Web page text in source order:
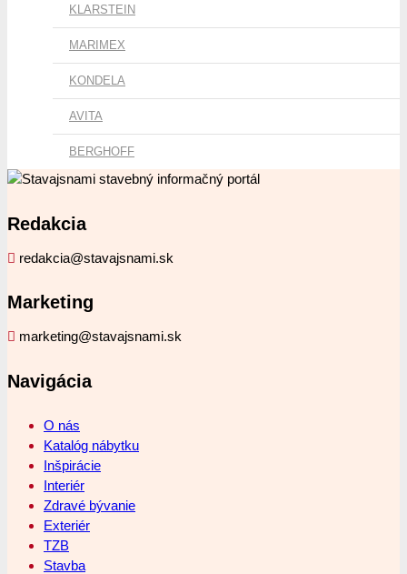
KLARSTEIN
MARIMEX
KONDELA
AVITA
BERGHOFF
Redakcia
redakcia@stavajsnami.sk
Marketing
marketing@stavajsnami.sk
Navigácia
O nás
Katalóg nábytku
Inšpirácie
Interiér
Zdravé bývanie
Exteriér
TZB
Stavba